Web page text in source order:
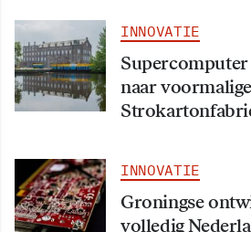
INNOVATIE
naar voormalige
INNOVATIE
Groningse
volledig